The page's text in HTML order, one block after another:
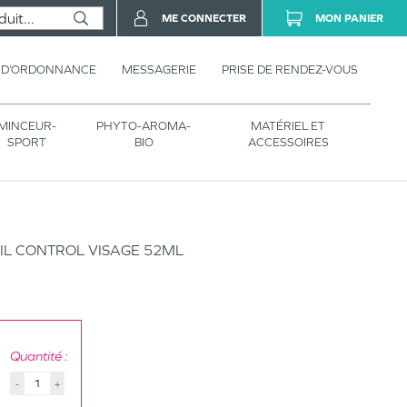
MESSAGERIE PRISE DE RENDEZ-VOUS
SPORT
PHYTO-AROMA-
BIO
MATÉRIEL ET
ACCESSOIRES
ME CONNECTER MON PANIER
CONTROL VISAGE 52ML
Quantité :
- +